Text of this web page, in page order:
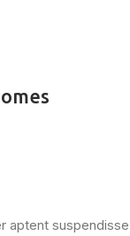
aptent suspendisse